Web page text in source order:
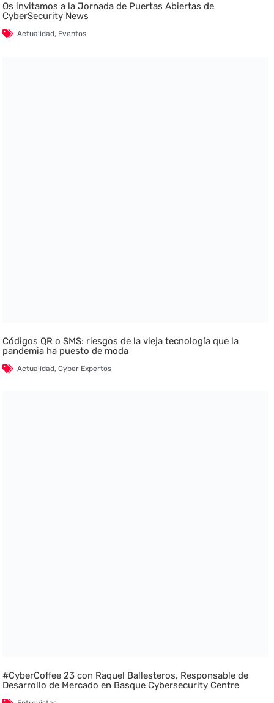
Os invitamos a la Jornada de Puertas Abiertas de
CyberSecurity News
Actualidad, Eventos
Códigos QR o SMS: riesgos de la vieja tecnología que la
pandemia ha puesto de moda
Actualidad,Cyber Expertos
#CyberCoffee 23 con Raquel Ballesteros, Responsable de
Desarrollo de Mercado en Basque Cybersecurity Centre